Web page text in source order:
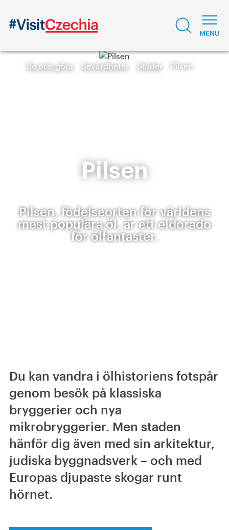
Se och göra Sevärdheter Städer Pilsen
Pilsen
Pilsen, födelseorten för världens
mest populära öl, är ett eldorado
för ölfantaster.
Du kan vandra i ölhistoriens fotspår
genom besök på klassiska
bryggerier och nya
mikrobryggerier. Men staden
hänför dig även med sin arkitektur,
judiska byggnadsverk – och med
Europas djupaste skogar runt
hörnet.